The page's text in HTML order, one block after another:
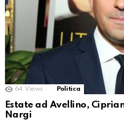
64 Views Politica
Estate ad Avellino,
Nargi